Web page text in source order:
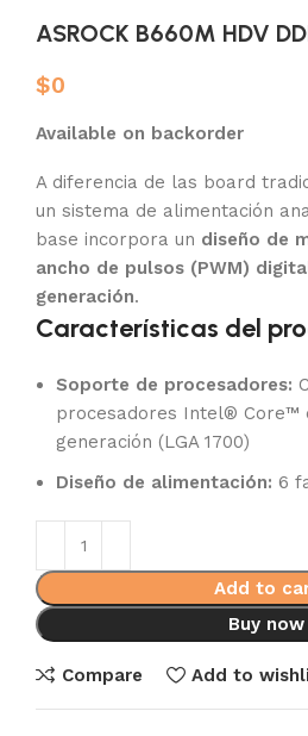
ASROCK B660M HDV
$0
Available on backorder
A diferencia de las board
un sistema de alimentación
base incorpora un diseño de
ancho de pulsos (PWM)
generación.
Características del
Soporte de procesadores:
procesadores Intel® Core™
generación (LGA 1700)
Diseño de alimentación: 6
Add to
Buy now
Compare Add to